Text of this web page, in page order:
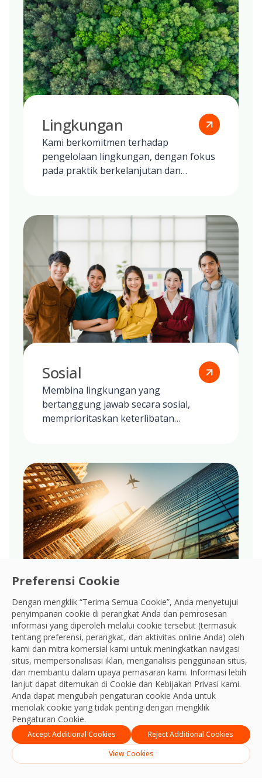
Preferensi Cookie
Dengan mengklik “Terima Semua Cookie”, Anda menyetujui
penyimpanan cookie di perangkat Anda dan pemrosesan
informasi yang diperoleh melalui cookie tersebut (termasuk
tentang preferensi, perangkat, dan aktivitas online Anda) oleh
kami dan mitra komersial kami untuk meningkatkan navigasi
situs, mempersonalisasi iklan, menganalisis penggunaan situs,
dan membantu dalam upaya pemasaran kami. Informasi lebih
lanjut dapat ditemukan di Cookie dan Kebijakan Privasi kami.
Anda dapat mengubah pengaturan cookie Anda untuk
menolak cookie yang tidak penting dengan mengklik
Pengaturan Cookie.
Accept Additional Cookies
Reject Additional Cookies
View Cookies
Lingkungan
Kami berkomitmen terhadap
pengelolaan lingkungan, dengan fokus
pada praktik berkelanjutan dan
Sosial
Membina lingkungan yang
bertanggung jawab secara sosial,
memprioritaskan keterlibatan
kami.
Tata Kelola
Menjunjung tinggi tata kelola yang
kuat, memastikan transparansi,
akuntabilitas, dan integritas etis di
semua operasi bisnis global.